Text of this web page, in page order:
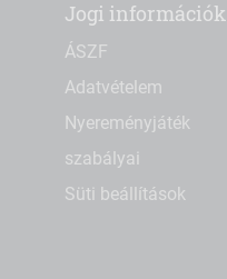
Jogi információk
ÁSZF
Adatvételem
Nyereményjáték
szabályai
Süti beállítások